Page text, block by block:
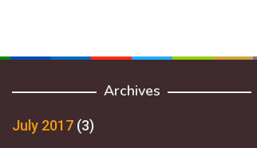
Archives
July 2017 (3)